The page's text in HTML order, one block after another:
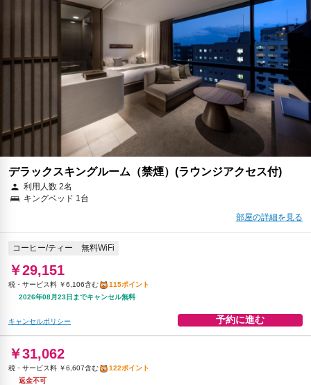
￥30,461
税・サービス料 ￥6,479含む
119ポイント
返金不可
キャンセルポリシー 予約に進む
デラックスキングルーム（禁煙）(ラウンジアクセス付)
利用人数 2名
キングベッド 1台
部屋の詳細を見る
コーヒー/ティー 無料WiFi
￥29,151
税・サービス料 ￥6,106含む
115ポイント
2026年08月23日までキャンセル無料
キャンセルポリシー 予約に進む
￥31,062
税・サービス料 ￥6,607含む
122ポイント
返金不可